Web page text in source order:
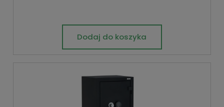
Dodaj do koszyka